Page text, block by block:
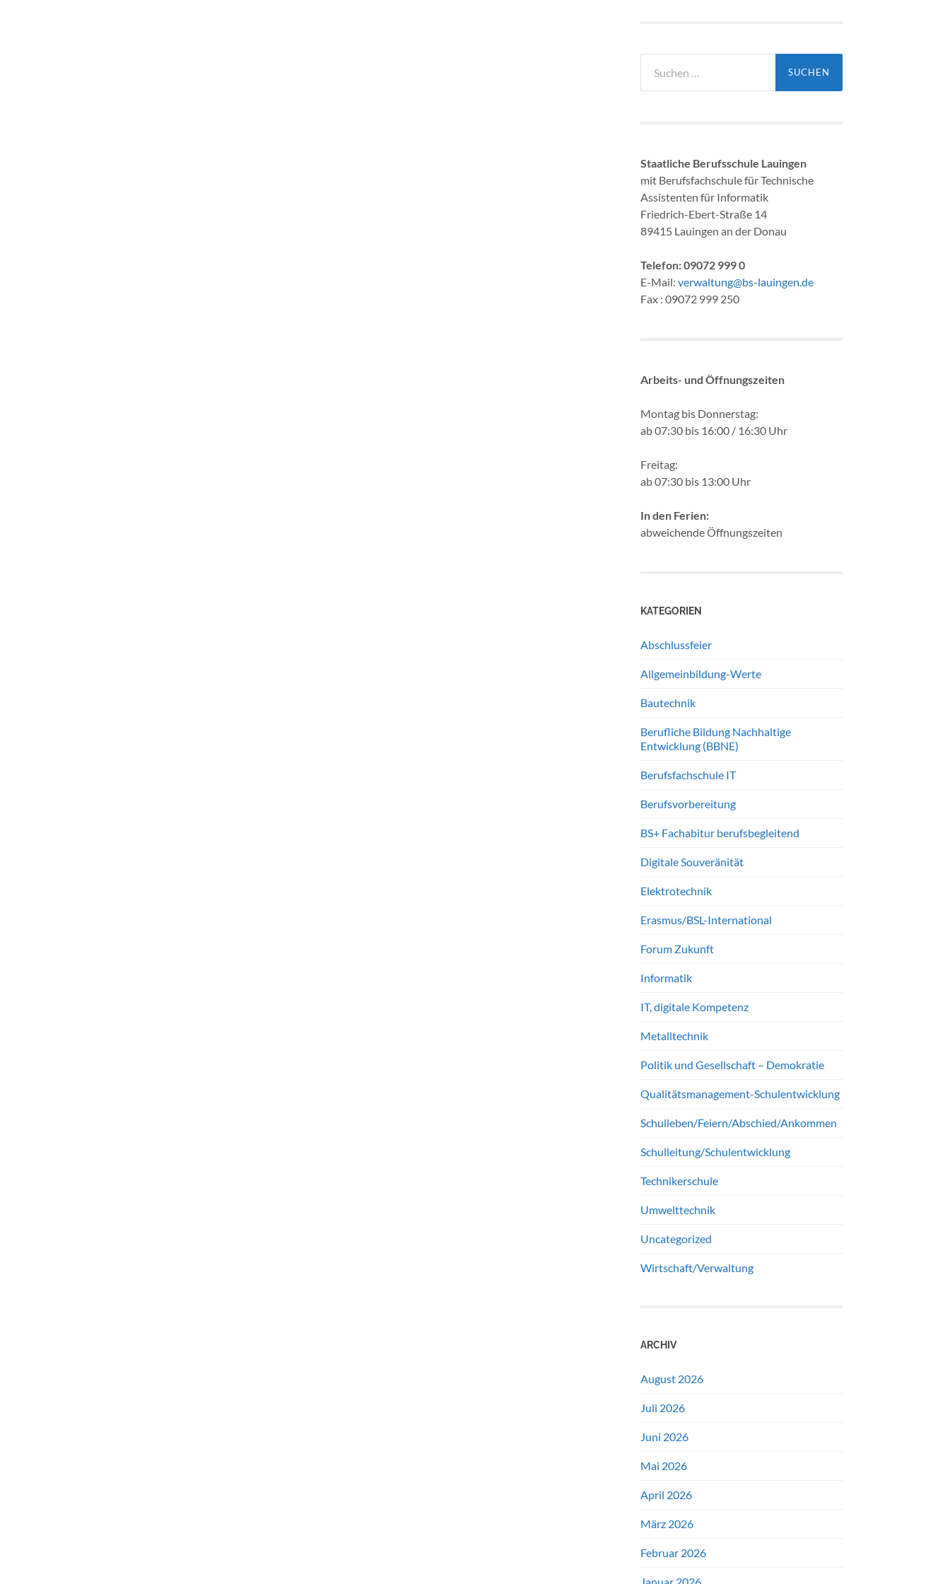
nach:
Staatliche Berufsschule Lauingen
mit Berufsfachschule für Technische
Assistenten für Informatik
Friedrich-Ebert-Straße 14
89415 Lauingen an der Donau
Telefon: 09072 999 0
E-Mail: verwaltung@bs-lauingen.de
Fax : 09072 999 250
Arbeits- und Öffnungszeiten
Montag bis Donnerstag:
ab 07:30 bis 16:00 / 16:30 Uhr
Freitag:
ab 07:30 bis 13:00 Uhr
In den Ferien:
abweichende Öffnungszeiten
KATEGORIEN
Abschlussfeier
Allgemeinbildung-Werte
Bautechnik
Berufliche Bildung Nachhaltige
Entwicklung (BBNE)
Berufsfachschule IT
Berufsvorbereitung
BS+ Fachabitur berufsbegleitend
Digitale Souveränität
Elektrotechnik
Erasmus/BSL-International
Forum Zukunft
Informatik
IT, digitale Kompetenz
Metalltechnik
Politik und Gesellschaft – Demokratie
Qualitätsmanagement-Schulentwicklung
Schulleben/Feiern/Abschied/Ankommen
Schulleitung/Schulentwicklung
Technikerschule
Umwelttechnik
Uncategorized
Wirtschaft/Verwaltung
ARCHIV
August 2026
Juli 2026
Juni 2026
Mai 2026
April 2026
März 2026
Februar 2026
Januar 2026